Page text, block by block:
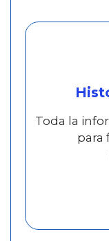
Toda la
para